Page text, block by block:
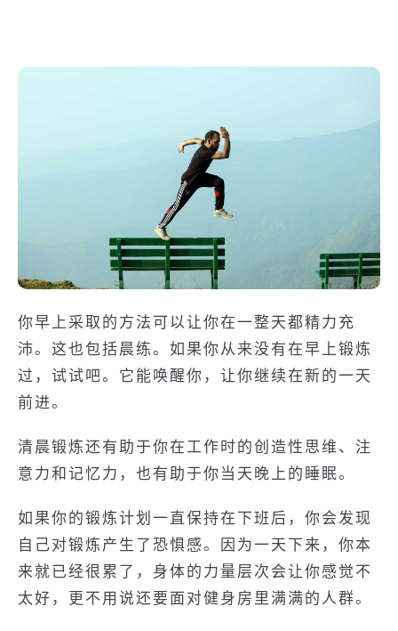
你早上采取的方法可以让你在一整天都精力充
沛。这也包括晨练。如果你从来没有在早上锻炼
过，试试吧。它能唤醒你，让你继续在新的一天
前进。
清晨锻炼还有助于你在工作时的创造性思维、注
意力和记忆力，也有助于你当天晚上的睡眠。
如果你的锻炼计划一直保持在下班后，你会发现
自己对锻炼产生了恐惧感。因为一天下来，你本
来就已经很累了，身体的力量层次会让你感觉不
太好，更不用说还要面对健身房里满满的人群。